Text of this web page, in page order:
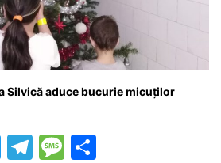
Silvică aduce bucurie micuților
T
T
M